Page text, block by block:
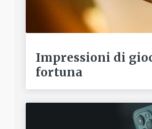
Impressioni di
fortuna